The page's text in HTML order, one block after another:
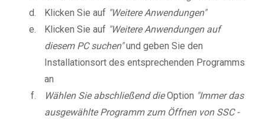
Klicken Sie auf "Weitere Anwendungen"
Klicken Sie auf "Weitere Anwendungen auf
diesem PC suchen"und geben Sie den
Installationsort des entsprechenden Programms
an
Wählen Sie abschließend dieOption "Immer das
ausgewählte Programm zum Öffnen von SSC -